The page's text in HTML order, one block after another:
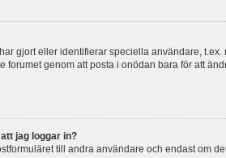
gjort eller identifierar speciella användare,
genom att posta i onödan bara för att
jag loggar in?
till andra användare och endast om